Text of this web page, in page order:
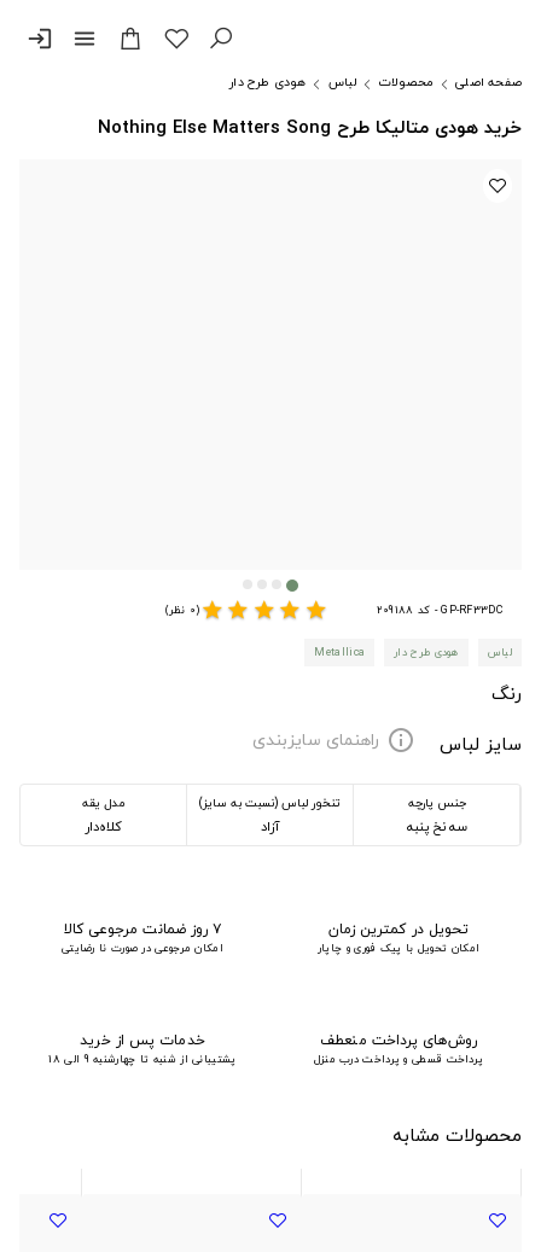
menu
login
صفحه اصلی محصولات لباس هودی طرح دار
خرید هودی متالیکا طرح Nothing Else Matters Song
GP-RF33DC - کد 209188 star
star
star
star
star(0 نظر)
لباس هودی طرح دار Metallica
رنگ
سایز لباس
info راهنمای سایزبندی
جنس پارچه
سه نخ پنبه
تنخور لباس (نسبت به سایز)
آزاد
مدل یقه
کلاه‌دار
تحویل در کمترین زمان
امکان تحویل با پیک فوری و چاپار
۷ روز ضمانت مرجوعی کالا
امکان مرجوعی در صورت نا رضایتی
روش‌های پرداخت منعطف
پرداخت قسطی و پرداخت درب منزل
خدمات پس از خرید
پشتیبانی از شنبه تا چهارشنبه 9 الی 18
محصولات مشابه